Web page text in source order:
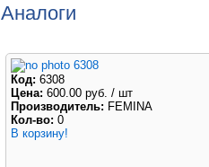
Аналоги
6308
Код: 6308
Цена: 600.00 руб. / шт
Производитель: FEMINA
Кол-во: 0
В корзину!